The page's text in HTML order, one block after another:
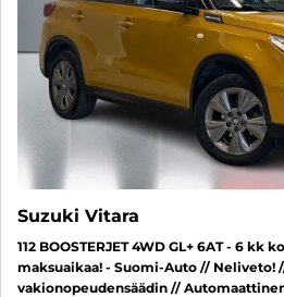
Suzuki Vitara
112 BOOSTERJET 4WD GL+ 6AT - 6
maksuaikaa! - Suomi-Auto // Neliveto!
vakionopeudensäädin //